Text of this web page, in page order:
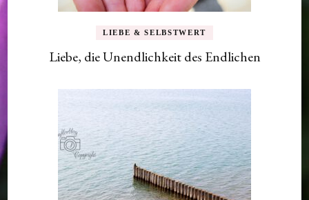
LIEBE & SELBSTWERT
Liebe, die Unendlichkeit des Endlichen